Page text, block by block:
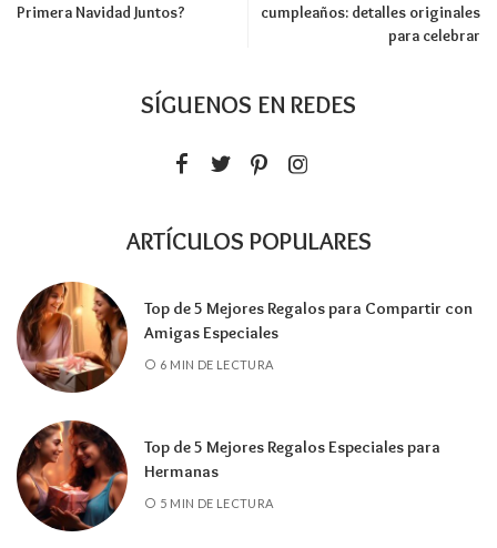
Primera Navidad Juntos?
cumpleaños: detalles originales
para celebrar
SÍGUENOS EN REDES
ARTÍCULOS POPULARES
Top de 5 Mejores Regalos para Compartir con
Amigas Especiales
6 MIN DE LECTURA
Top de 5 Mejores Regalos Especiales para
Hermanas
5 MIN DE LECTURA